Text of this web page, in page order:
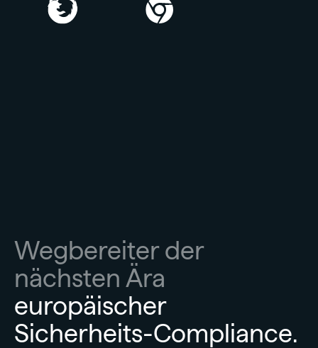
Wegbereiter der
nächsten Ära
europäischer
Sicherheits-Compliance.